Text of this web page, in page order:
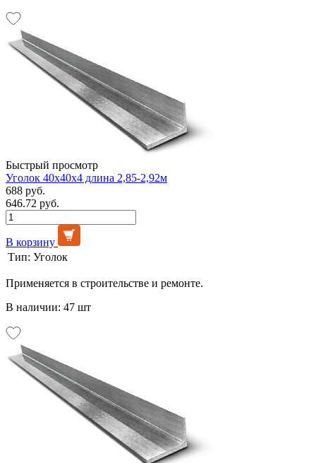
Быстрый просмотр
Уголок 40х40х4 длина 2,85-2,92м
688 руб.
646.72 руб.
В корзину
Тип: Уголок
Применяется в строительстве и ремонте.
В наличии: 47 шт